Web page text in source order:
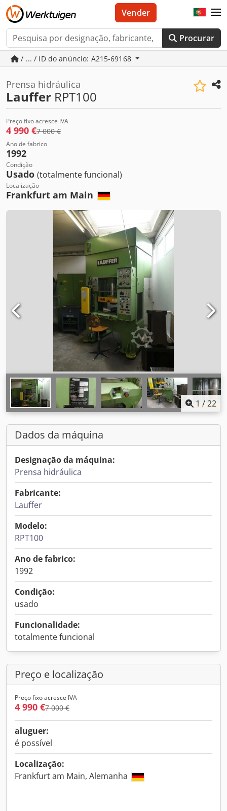
Procurar
Vender
/ ... / ID do anúncio: A215-69168
Prensa hidráulica
Lauffer RPT100
Preço fixo acresce IVA
4 990 €7 000 €
Ano de fabrico
1992
Condição
Usado (totalmente funcional)
Localização
Frankfurt am Main
1 /22
Dados da máquina
Designação da máquina:
Prensa hidráulica
Fabricante:
Lauffer
Modelo:
RPT100
Ano de fabrico:
1992
Condição:
usado
Funcionalidade:
totalmente funcional
Preço e localização
Preço fixo acresce IVA
4 990 €7 000 €
aluguer:
é possível
Localização:
Frankfurt am Main, Alemanha